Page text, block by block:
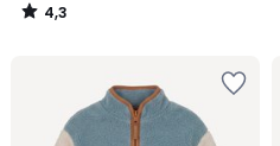
4,3
/